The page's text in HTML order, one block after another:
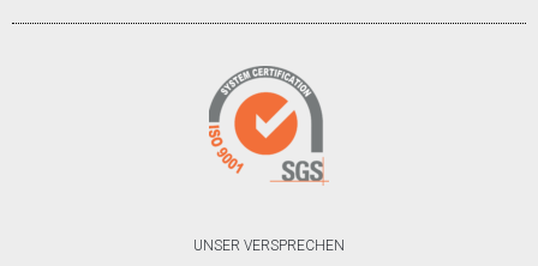
UNSER VERSPRECHEN